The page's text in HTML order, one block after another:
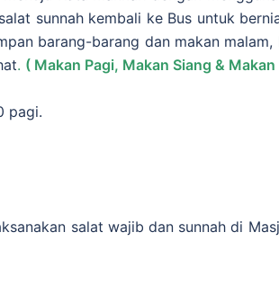
sunnah kembali ke Bus untuk
barang-barang dan makan
. ( Makan Pagi, Makan Siang &
pagi.
salat wajib dan sunnah di